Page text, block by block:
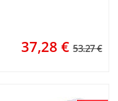
37,28 € 53.27 €